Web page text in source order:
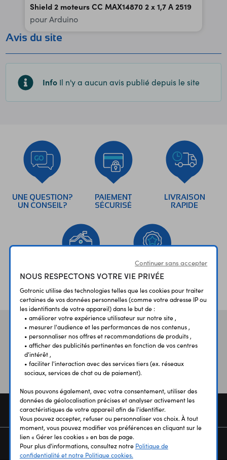
Shield 2 moteurs CC MAX14870 2 x 1,7 A 2519
pour Arduino
Avis du site
Info Il n'y a aucun avis publié depuis le site
UNE QUESTION?
UN CONSEIL?
PAIEMENT
SÉCURISÉ
LIVRAISON
RAPIDE
ÉTABLISSEMENTS
SCOLAIRES
PLUS 30 ANS
D’EXPERIENCE
Vos aviset témoignages
COMMANDE
SERVICES
Continuer sans accepter
NOUS RESPECTONS VOTRE VIE PRIVÉE
Gotronic utilise des technologies telles que les cookies pour traiter
certaines de vos données personnelles (comme votre adresse IP ou
les identifiants de votre appareil) dans le but de :
• améliorer votre expérience utilisateur sur notre site ,
• mesurer l'audience et les performances de nos contenus ,
• personnaliser nos offres et recommandations de produits ,
• afficher des publicités pertinentes en fonction de vos centres
d'intérêt ,
• faciliter l'interaction avec des services tiers (ex. réseaux
sociaux, services de chat ou de paiement).
Nous pouvons également, avec votre consentement, utiliser des
données de géolocalisation précises et analyser activement les
caractéristiques de votre appareil afin de l'identifier.
Vous pouvez accepter, refuser ou personnaliser vos choix. À tout
moment, vous pouvez modifier vos préférences en cliquant sur le
lien « Gérer les cookies » en bas de page.
Pour plus d'informations, consultez notre Politique de
confidentialité et notre Politique cookies.